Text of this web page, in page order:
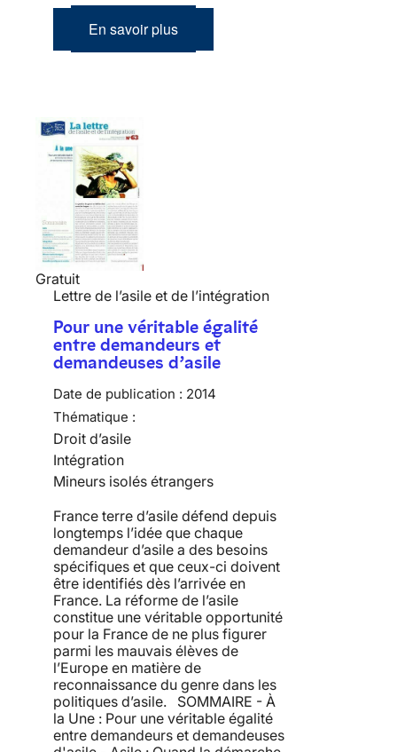
En savoir plus
Gratuit
Lettre de l’asile et de l’intégration
Pour une véritable égalité
entre demandeurs et
demandeuses d’asile
Date de publication : 2014
Thématique :
Droit d’asile
Intégration
Mineurs isolés étrangers
France terre d’asile défend depuis
longtemps l’idée que chaque
demandeur d’asile a des besoins
spécifiques et que ceux-ci doivent
être identifiés dès l’arrivée en
France. La réforme de l’asile
constitue une véritable opportunité
pour la France de ne plus figurer
parmi les mauvais élèves de
l’Europe en matière de
reconnaissance du genre dans les
politiques d’asile. SOMMAIRE - À
la Une : Pour une véritable égalité
entre demandeurs et demandeuses